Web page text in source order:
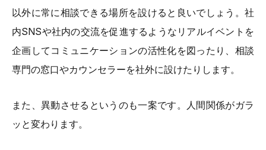
以外に常に相談できる場所を設けると良いでしょう。社
内SNSや社内の交流を促進するようなリアルイベントを
企画してコミュニケーションの活性化を図ったり、相談
専門の窓口やカウンセラーを社外に設けたりします。
また、異動させるというのも一案です。人間関係がガラ
ッと変わります。